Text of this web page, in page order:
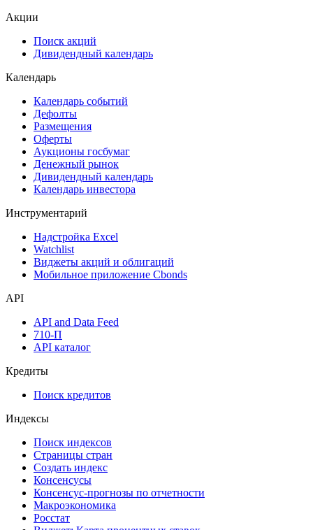
Акции
Поиск акций
Дивидендный календарь
Календарь
Календарь событий
Дефолты
Размещения
Оферты
Аукционы госбумаг
Денежный рынок
Дивидендный календарь
Календарь инвестора
Инструментарий
Надстройка Excel
Watchlist
Виджеты акций и облигаций
Мобильное приложение Cbonds
API
API and Data Feed
710-П
API каталог
Кредиты
Поиск кредитов
Индексы
Поиск индексов
Страницы стран
Создать индекс
Консенсусы
Консенсус-прогнозы по отчетности
Макроэкономика
Росстат